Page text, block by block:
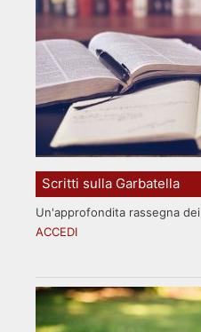
Scritti sulla Garbatella
Un'approfondita rassegna
ACCEDI